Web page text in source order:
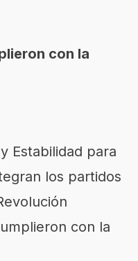
con la
Estabilidad para
los partidos
con la